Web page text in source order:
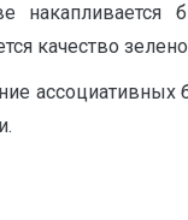
накапливается
качество
ассоциативных